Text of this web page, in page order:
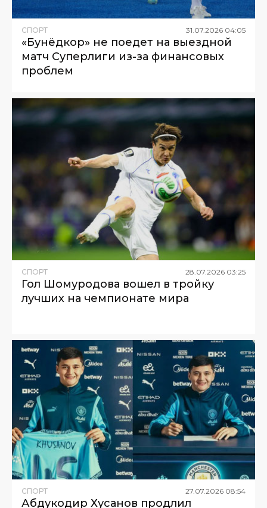
СПОРТ 31.07.2026 04:05
«Бунёдкор» не поедет на выездной
матч Суперлиги из-за финансовых
проблем
СПОРТ 28.07.2026 03:25
Гол Шомуродова вошел в тройку
лучших на чемпионате мира
СПОРТ 27 07 2026 08:54
Абдукодир Хусанов продлил